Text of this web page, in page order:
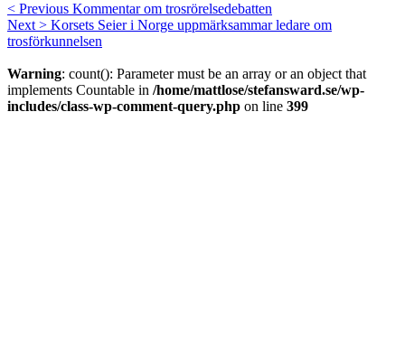
< Previous Kommentar om trosrörelsedebatten
Next > Korsets Seier i Norge uppmärksammar ledare om
trosförkunnelsen
Warning: count(): Parameter must be an array or an object that
implements Countable in /home/mattlose/stefansward.se/wp-
includes/class-wp-comment-query.php on line 399